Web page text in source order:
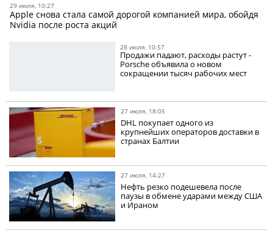
29 июля, 10:27
Apple снова стала самой дорогой компанией мира, обойдя
Nvidia после роста акций
28 июля, 10:57
Продажи падают, расходы растут -
Porsche объявила о новом
сокращении тысяч рабочих мест
27 июля, 18:05
DHL покупает одного из
крупнейших операторов доставки в
странах Балтии
27 июля, 14:27
Нефть резко подешевела после
паузы в обмене ударами между США
и Ираном